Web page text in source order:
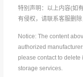
特别声明：以上内容(如
有侵权，请联系客服删
Notice: The content
authorized
please contact to delete
storage services.